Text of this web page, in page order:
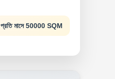
প্রতি মাসে 50000 SQM